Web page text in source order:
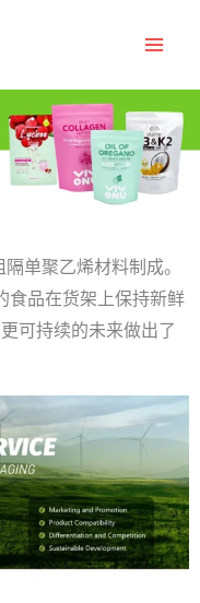
隔单聚乙烯材料制成。
食品在货架上保持新鲜
可持续的未来做出了